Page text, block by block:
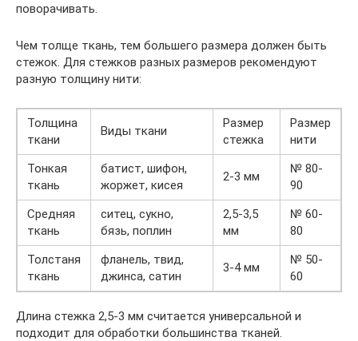
поворачивать.
Чем толще ткань, тем большего размера должен быть
стежок. Для стежков разных размеров рекомендуют
разную толщину нити:
Толщина
ткани
Виды ткани
Размер
стежка
Размер
нити
Тонкая
ткань
батист, шифон,
жоржет, кисея
2-3 мм
№ 80-
90
Средняя
ткань
ситец, сукно,
бязь, поплин
2,5-3,5
мм
№ 60-
80
Толстаня
ткань
фланель, твид,
джинса, сатин
3-4 мм
№ 50-
60
Длина стежка 2,5-3 мм считается универсальной и
подходит для обработки большинства тканей.